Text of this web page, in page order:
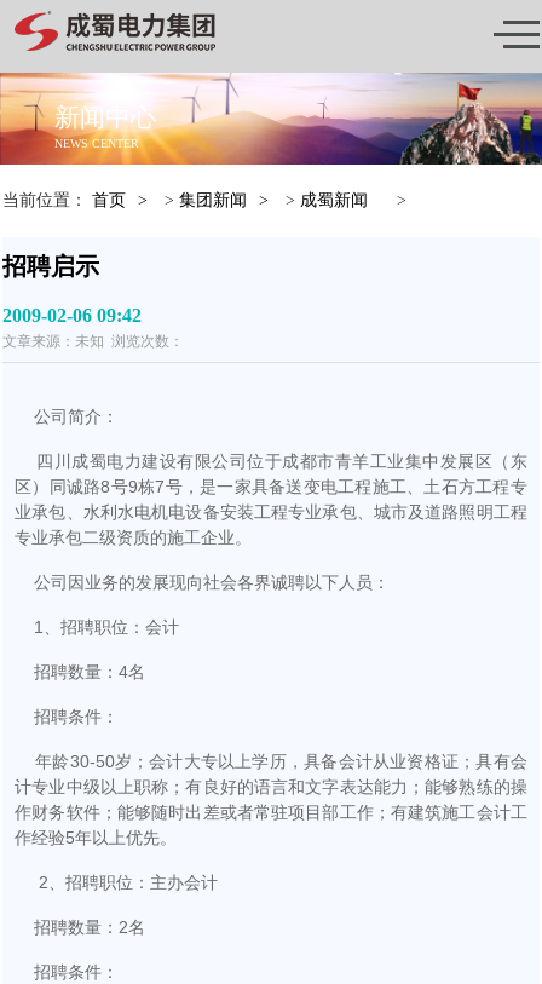
新闻中心
NEWS CENTER
当前位置：首页 >集团新闻 > 成蜀新闻 >
招聘启示
2009-02-06 09:42
文章来源：未知 浏览次数：
公司简介：
四川成蜀电力建设有限公司位于成都市青羊工业集中发展区（东
区）同诚路8号9栋7号，是一家具备送变电工程施工、土石方工程专
业承包、水利水电机电设备安装工程专业承包、城市及道路照明工程
专业承包二级资质的施工企业。
公司因业务的发展现向社会各界诚聘以下人员：
1、招聘职位：会计
招聘数量：4名
招聘条件：
年龄30-50岁；会计大专以上学历，具备会计从业资格证；具有会
计专业中级以上职称；有良好的语言和文字表达能力；能够熟练的操
作财务软件；能够随时出差或者常驻项目部工作；有建筑施工会计工
作经验5年以上优先。
2、招聘职位：主办会计
招聘数量：2名
招聘条件：